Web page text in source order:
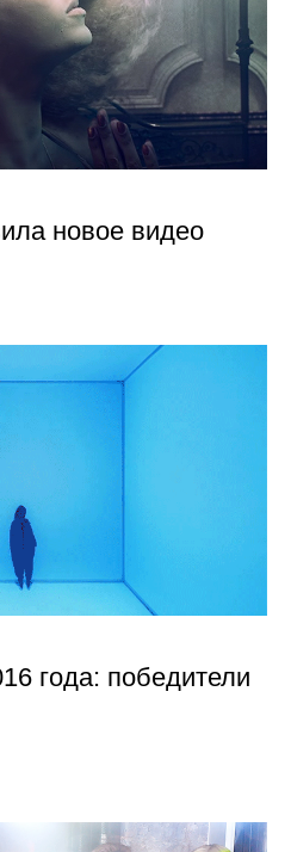
новое видео
года: победители